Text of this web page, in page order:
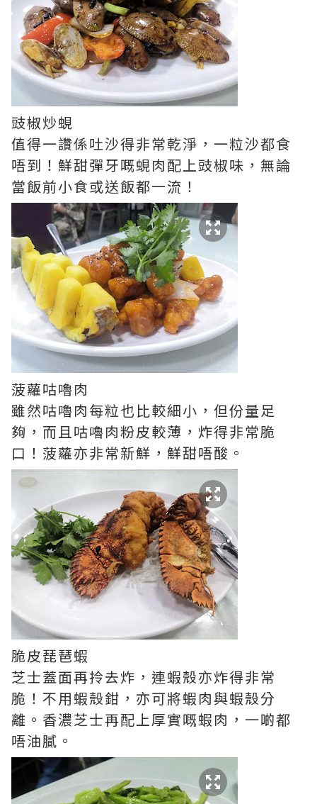
豉椒炒蜆
值得一讚係吐沙得非常乾淨，一粒沙都食
唔到！鮮甜彈牙嘅蜆肉配上豉椒味，無論
當飯前小食或送飯都一流！
菠蘿咕嚕肉
雖然咕嚕肉每粒也比較細小，但份量足
夠，而且咕嚕肉粉皮較薄，炸得非常脆
口！菠蘿亦非常新鮮，鮮甜唔酸。
脆皮琵琶蝦
芝士蓋面再拎去炸，連蝦殼亦炸得非常
脆！不用蝦殼鉗，亦可將蝦肉與蝦殼分
離。香濃芝士再配上厚實嘅蝦肉，一啲都
唔油膩。